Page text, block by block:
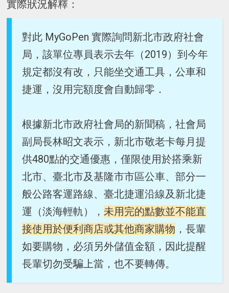
實際狀況解釋：
對此 MyGoPen 實際詢問新北市政府社會
局，該單位專員表示去年（2019）到今年
規定都沒有改，只能坐交通工具，公車和
捷運，沒用完額度會自動歸零．
根據新北市政府社會局的新聞稿，社會局
副局長林昭文表示，新北市敬老卡每月提
供480點的交通優惠，僅限使用於搭乘新
北市、臺北市及基隆市市區公車、部分一
般公路客運路線、臺北捷運沿線及新北捷
運（淡海輕軌），未用完的點數並不能直
接使用於便利商店或其他商家購物 ，長輩
如要購物，必須另外儲值金額，因此提醒
長輩切勿受騙上當，也不要轉傳。